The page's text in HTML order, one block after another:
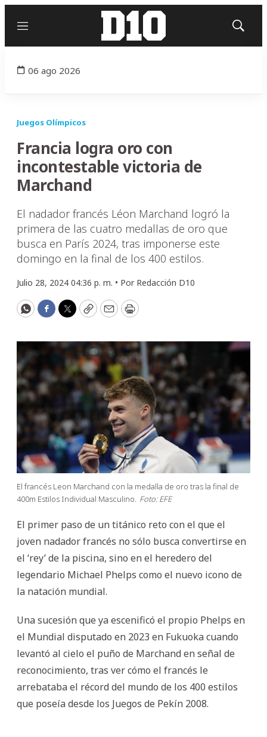
Menú
Mostrar
06 ago 2026
Juegos Olímpicos
Francia logra oro con
incontestable victoria de
Marchand
El nadador francés Léon Marchand logró la
primera de las cuatro medallas de oro que
busca en París 2024, tras imponerse este
domingo en la final de los 400 estilos.
Julio 28, 2024 04:36 p. m. • Por Redacción D10
WhatsApp
Facebook
Twitter
CopyEmailPrint
El francés Leon Marchand con la medalla de oro tras la final de
400m Estilos Individual Masculino. Foto: EFE
El primer paso de un titánico reto con el que el
joven nadador francés no sólo busca convertirse en
el ‘rey’ de la piscina, sino en el heredero del
legendario Michael Phelps como el nuevo icono de
la natación mundial.
Una sucesión que ya escenificó el propio Phelps en
el Mundial disputado en 2023 en Fukuoka cuando
levantó al cielo el puño de Marchand en señal de
reconocimiento, tras ver cómo el francés le
arrebataba el récord del mundo de los 400 estilos
que poseía desde los Juegos de Pekín 2008.